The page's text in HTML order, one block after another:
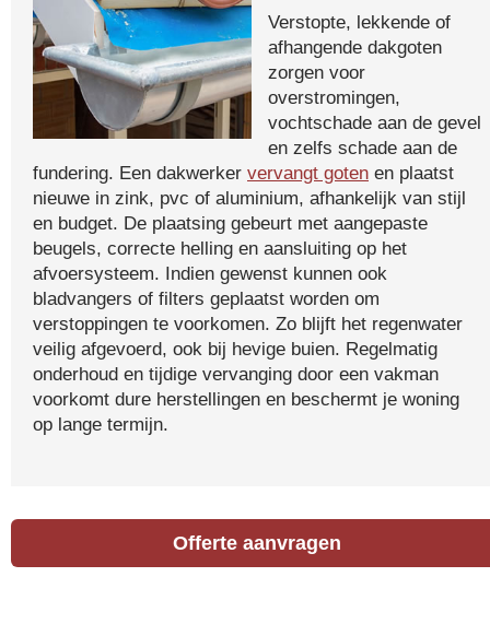
Verstopte, lekkende of
afhangende dakgoten
zorgen voor
overstromingen,
vochtschade aan de gevel
en zelfs schade aan de
fundering. Een dakwerker vervangt goten en plaatst
nieuwe in zink, pvc of aluminium, afhankelijk van stijl
en budget. De plaatsing gebeurt met aangepaste
beugels, correcte helling en aansluiting op het
afvoersysteem. Indien gewenst kunnen ook
bladvangers of filters geplaatst worden om
verstoppingen te voorkomen. Zo blijft het regenwater
veilig afgevoerd, ook bij hevige buien. Regelmatig
onderhoud en tijdige vervanging door een vakman
voorkomt dure herstellingen en beschermt je woning
op lange termijn.
Offerte aanvragen